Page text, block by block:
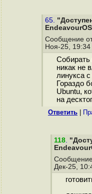
65.
Сообщение
Ноя-25, 19:34
Собирать
никак не
линукса
Гораздо
Ubuntu,
на
Ответить
118.
Дек-25,